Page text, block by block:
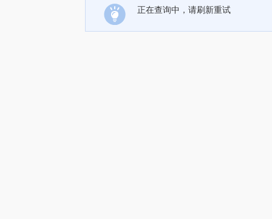
正在查询中，请刷新重试